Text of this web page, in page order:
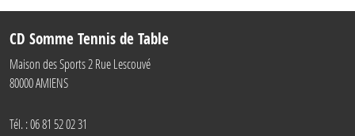
CD Somme Tennis de Table
Maison des Sports 2 Rue Lescouvé
80000AMIENS
Tél. :06 81 52 02 31